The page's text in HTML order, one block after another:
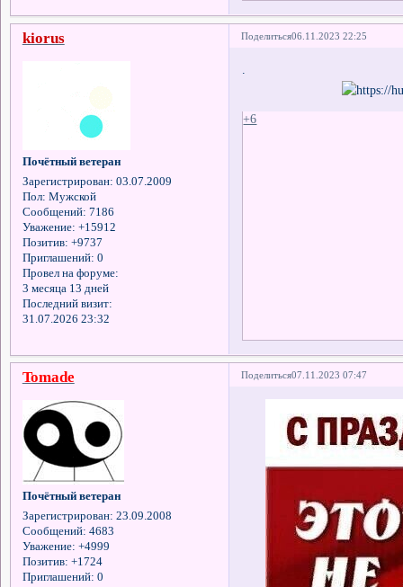
Поделиться06.11.2023 22:25
kiorus
Почётный ветеран
Зарегистрирован: 03.07.2009
Пол: Мужской
Сообщений: 7186
Уважение: +15912
Позитив: +9737
Приглашений: 0
Провел на форуме:
3 месяца 13 дней
Последний визит:
31.07.2026 23:32
.
+6
Поделиться07.11.2023 07:47
Tomade
Почётный ветеран
Зарегистрирован: 23.09.2008
Сообщений: 4683
Уважение: +4999
Позитив: +1724
Приглашений: 0